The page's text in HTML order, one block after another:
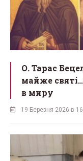
О. Тарас
майже
в миру
19 Березня 2026 в